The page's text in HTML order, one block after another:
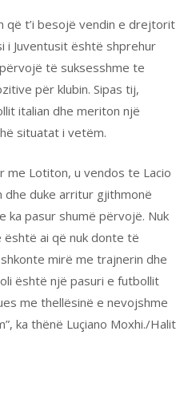
që t’i besojë vendin e drejtorit
Juventusit është shprehur
të suksesshme te
për klubin. Sipas tij,
italian dhe meriton një
situatat i vetëm.
me Lotiton, u vendos te Lacio
dhe duke arritur gjithmonë
pasur shumë përvojë. Nuk
është ai që nuk donte të
mirë me trajnerin dhe
është një pasuri e futbollit
me thellësinë e nevojshme
ka thënë Luçiano Moxhi./Halit